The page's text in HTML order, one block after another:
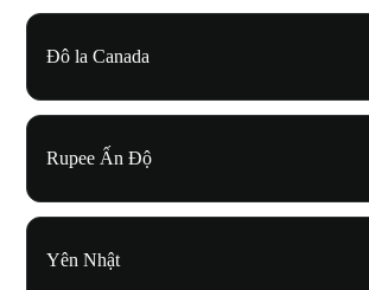
Đô la Canada
Rupee Ấn Độ
Yên Nhật